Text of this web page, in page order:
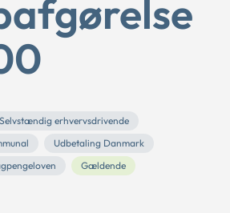
Selvstændig erhvervsdrivende
Udbetaling Danmark
Gældende